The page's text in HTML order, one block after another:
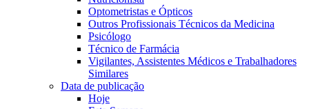
Optometristas e Ópticos
Outros Profissionais Técnicos da Medicina
Psicólogo
Técnico de Farmácia
Vigilantes, Assistentes Médicos e Trabalhadores
Similares
Data de publicação
Hoje